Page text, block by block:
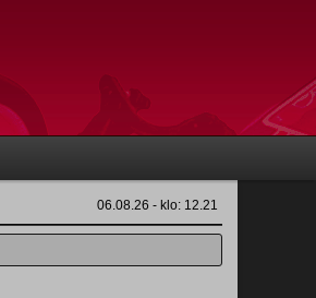
06.08.26 - klo: 12.21